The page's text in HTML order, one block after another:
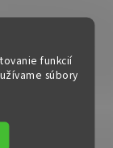
funkcií
súbory